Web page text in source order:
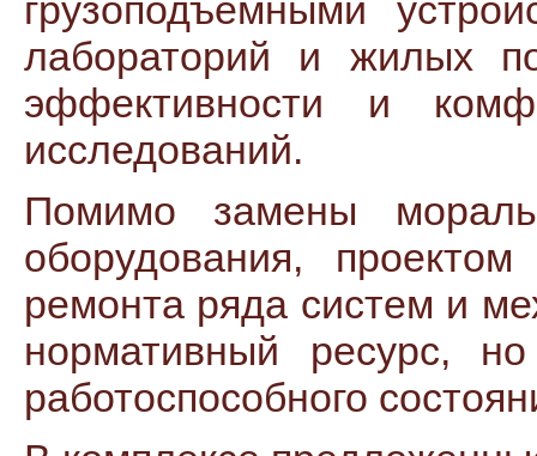
грузоподъёмными
лабораторий и жилых
эффективности и
исследований.
Помимо замены
оборудования,
ремонта ряда систем и
нормативный ресурс,
работоспособного